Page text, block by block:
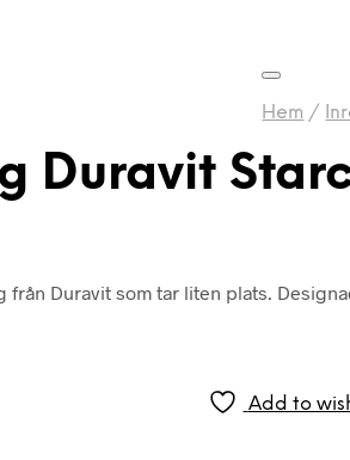
Hem /
Duravit
Duravit som tar liten plats.
Add to